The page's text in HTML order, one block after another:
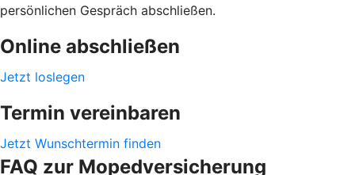
persönlichen Gespräch abschließen.
Online abschließen
Jetzt loslegen
Termin vereinbaren
Jetzt Wunschtermin finden
FAQ zur Mopedversicherung